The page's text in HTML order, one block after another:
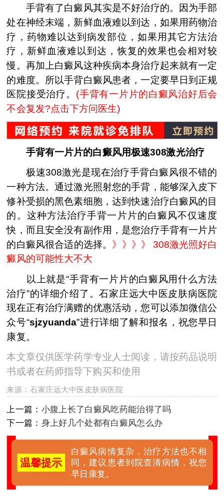
手背有了白癜风其实是不好治疗的。因为手部
处在神经末端，新鲜血液难以到达，如果用药物治
疗，药物难以达到病发部位，如果用其它方法治
疗，新鲜血液难以到达，恢复的效果也会相对较
慢。再加上白癜风这种疾病本身治疗起来就有一定
的难度。所以手背白癜风患者，一定要早日到正规
医院接受治疗。 (手背有一片片的白癜风治好后会
不会复发?点击下方问医生)
手背有一片片的白癜风用极速308激光治疗
极速308激光是现在治疗手背白癜风很不错的
一种方法。通过激光照射您的手背，能够深入皮下
修补受损的黑色素细胞，达到快速治疗白癜风的目
的。这种方法治疗手背一片片的白癜风不仅速度
快，而且安全没有副作用，是您治疗手背有一片片
的白癜风很合适的选择。 》》》》308激光照好白
癜风的可能性大不大
以上就是“手背有一片片的白癜风用什么方法
治疗”的详细介绍了。石家庄远大中医皮肤病医院
现在正有治疗满赠的优惠活动，您可以添加微信公
众号“sjzyuanda”进行详细了解和报名，祝您早日
康复。
本文章仅供医学药学专业人士阅读，请按药品说明
书或者在药师指导下购买和使用
来源：石家庄远大中医皮肤病医院
上一篇： 小腹上长了白癜风吃药能治得了吗
下一篇： 身上好几个处都有白癜风怎么办
温馨提示
白癜风病情复杂，治疗方法也不相
同，建议患者到院查清病情，祝您
早日康复。